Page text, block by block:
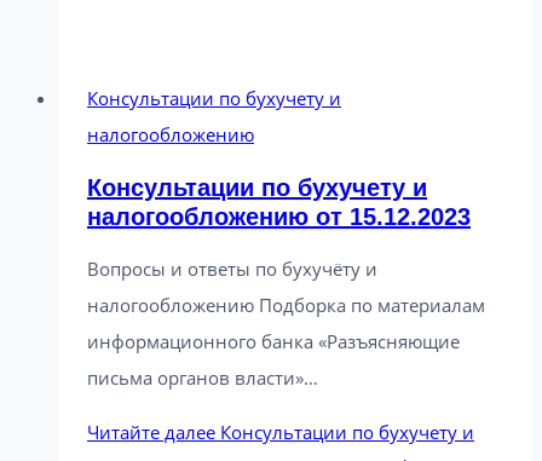
Консультации по бухучету и
налогообложению
Консультации по бухучету и
налогообложению от 15.12.2023
Вопросы и ответы по бухучёту и
налогообложению Подборка по материалам
информационного банка «Разъясняющие
письма органов власти»…
Читайте далее Консультации по бухучету и